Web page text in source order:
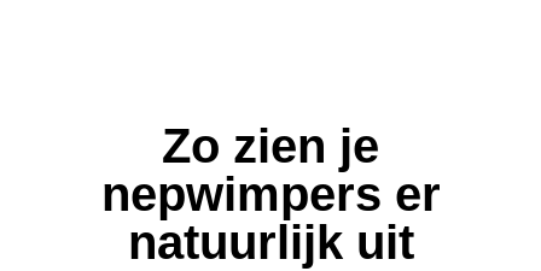
Zo zien je
nepwimpers er
natuurlijk uit